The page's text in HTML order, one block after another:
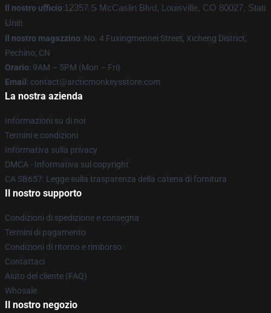
Il nostro ufficio:12357 S McCaslin Blvd, Louisville, CO 80027, Stati
Uniti
Il nostro magazzino: No. 4 Fuxingmennei Street, Xicheng District,
Pechino, CN
Orario: 9AM – 5PM (Mon – Fri)
Email : contact@arcticmonkeysstore.com
La nostra azienda
Informazioni su di noi
Termini e condizioni
Informativa sulla privacy
DMCA - Informativa sul copyright
CA SB657: Legge sulla trasparenza della catena di fornitura
Il nostro supporto
Condizioni di spedizione e consegna
Termini di pagamento
Condizioni di ritorno e rimborso
Contattaci
Aiuto del cliente (FAQ)
Whosale
Il nostro negozio